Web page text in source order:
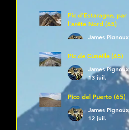
Pic d'Estaragne, par
l'arête Nord (65)
James Pignoux
Pic de Cuneille (65)
James Pignoux
13 juil.
Pico del Puerto (65)
James Pignoux
12 juil.